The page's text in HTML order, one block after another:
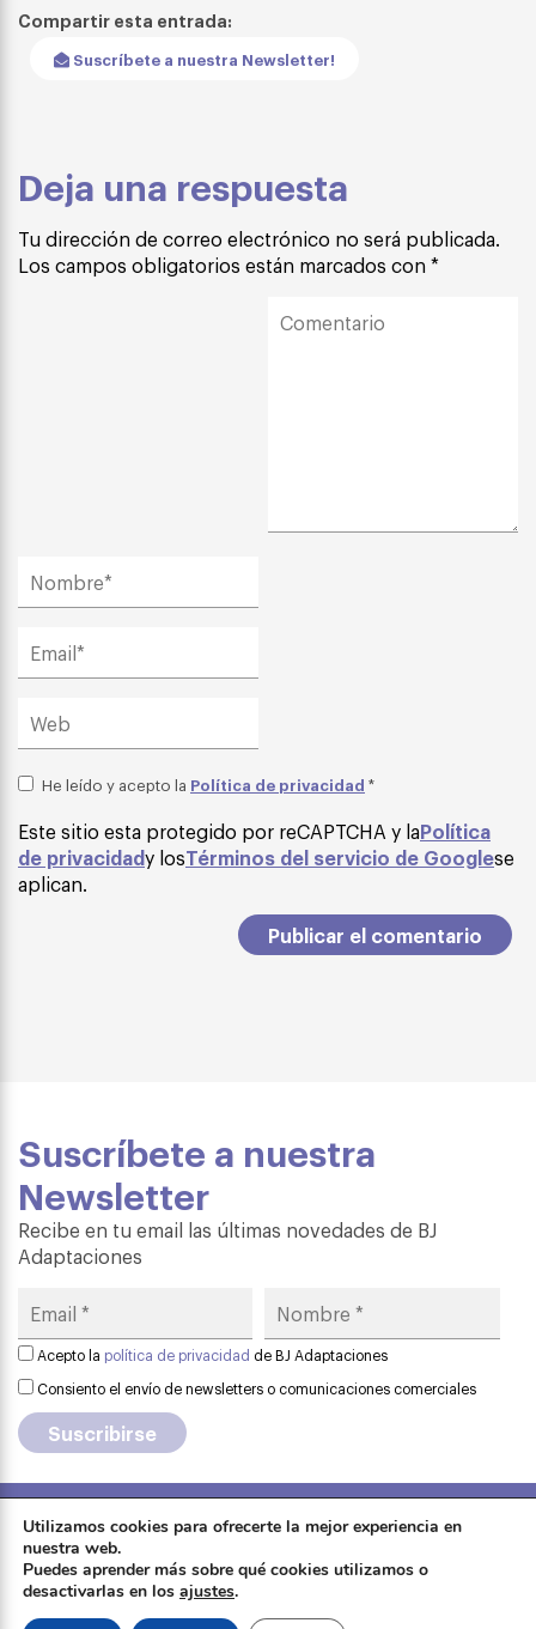
Compartir esta entrada:
Suscríbete a nuestra Newsletter!
Deja una respuesta
Tu dirección de correo electrónico no será publicada.
Los campos obligatorios están marcados con *
He leído y acepto la Política de privacidad *
Este sitio esta protegido por reCAPTCHA y laPolítica
de privacidady losTérminos del servicio de Googlese
aplican.
Suscríbete a nuestra
Newsletter
Recibe en tu email las últimas novedades de BJ
Adaptaciones
Acepto la política de privacidad de BJ Adaptaciones
Consiento el envío de newsletters o comunicaciones comerciales
Formación
Tienda
Política de cookies· Contactar
Utilizamos cookies para ofrecerte la mejor experiencia en
nuestra web.
Puedes aprender más sobre qué cookies utilizamos o
desactivarlas en los ajustes.